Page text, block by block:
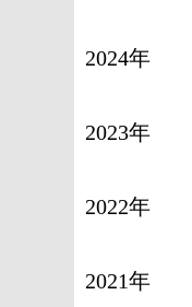
2024年
2023年
2022年
2021年